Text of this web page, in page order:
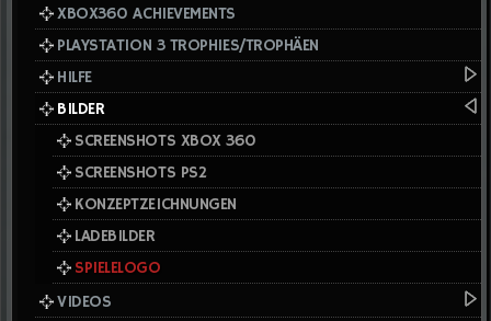
XBOX360 ACHIEVEMENTS
PLAYSTATION 3 TROPHIES/TROPHÄEN
HILFE
BILDER
SCREENSHOTS XBOX 360
SCREENSHOTS PS2
KONZEPTZEICHNUNGEN
LADEBILDER
SPIELELOGO
VIDEOS